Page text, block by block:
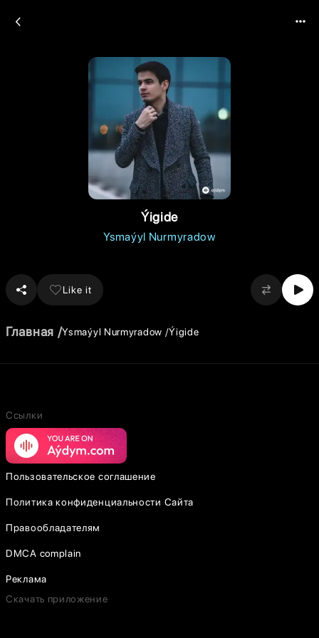
Ýigide
Ysmaýyl Nurmyradow
Like it
Главная Ysmaýyl Nurmyradow Ýigide
Ссылки
Пользовательское соглашение
Политика конфиденциальности Сайта
Правообладателям
DMCA complain
Реклама
Скачать приложение